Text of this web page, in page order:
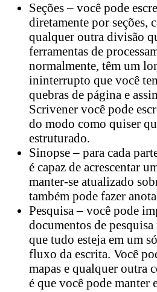
Seções – você pode
diretamente por seções,
qualquer outra divisão
ferramentas de
normalmente, têm um
ininterrupto que você
quebras de página e
Scrivener você pode
do modo como quiser
estruturado.
Sinopse – para cada
é capaz de acrescentar
manter-se atualizado
também pode fazer
Pesquisa – você pode
documentos de
que tudo esteja em um
fluxo da escrita. Você
mapas e qualquer outra
é que você pode manter